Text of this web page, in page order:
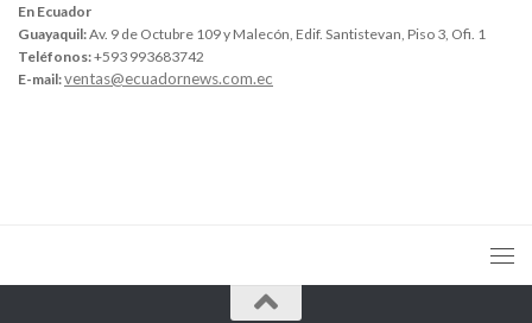
En Ecuador
Guayaquil:Av. 9 de Octubre 109 y Malecón, Edif. Santistevan, Piso 3, Ofi. 1
Teléfonos:+593 993683742
E-mail:ventas@ecuadornews.com.ec